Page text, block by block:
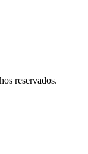
reservados.